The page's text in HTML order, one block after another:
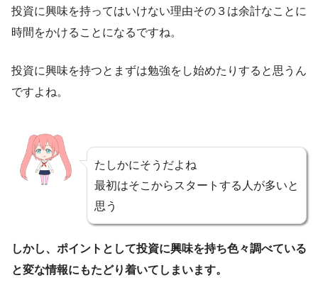
投資に興味を持ってはいけない理由その３は余計なことに
時間をかけることになるですね。
投資に興味を持つとまずは勉強をし始めたりすると思うん
ですよね。
たしかにそうだよね
最初はそこからスタートする人が多いと
思う
しかし、ポイントとして投資に興味を持ち色々調べている
と変な情報にもたどり着いてしまいます。